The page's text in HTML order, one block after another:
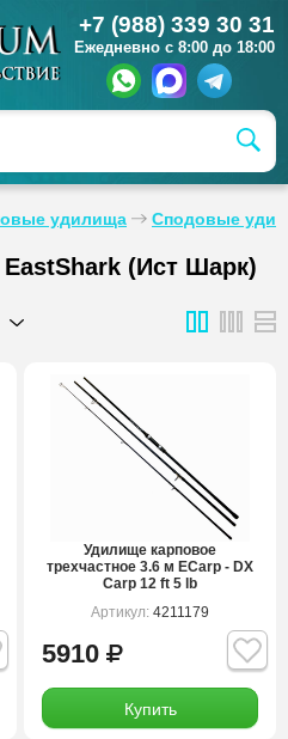
+7 (988) 339 30 31
Ежедневно с 8:00 до 18:00
удилища Сподовые
(Ист Шарк)
Удилище карповое
трехчастное 3.6 м ECarp - DX
Carp 12 ft 5 lb
Артикул: 4211179
5910
Купить